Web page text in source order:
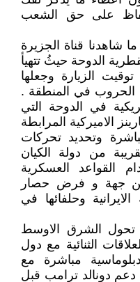
على حق الشعب
شاهدنا قناة الجزيرة
الدوحة حيثُ تتهيأ
الزيارة وجعلها
الحروب في المنطقة .
في الدوحة التي
الاميركية المرابطة
وتحديد تحركات
من دولة الكيان
القواعد العسكرية
من جهة و فرض حصار
وحلفائها في
تحول الشرق الاوسط
الثنائية مع دول
مباشرة مع
دعم دونالد ترامب قبل